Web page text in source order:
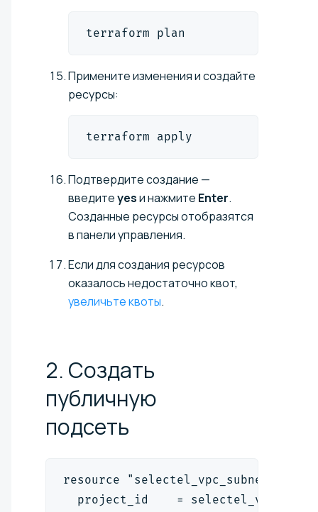
terraform plan
Примените изменения и создайте
ресурсы:
terraform apply
Подтвердите создание —
введитеyesи нажмите Enter.
Созданные ресурсы отобразятся
в панели управления.
Если для создания ресурсов
оказалось недостаточно квот,
увеличьте квоты.
2. Создать
публичную
подсеть
resource "selectel_vpc_subnet_v2"
project_id    =